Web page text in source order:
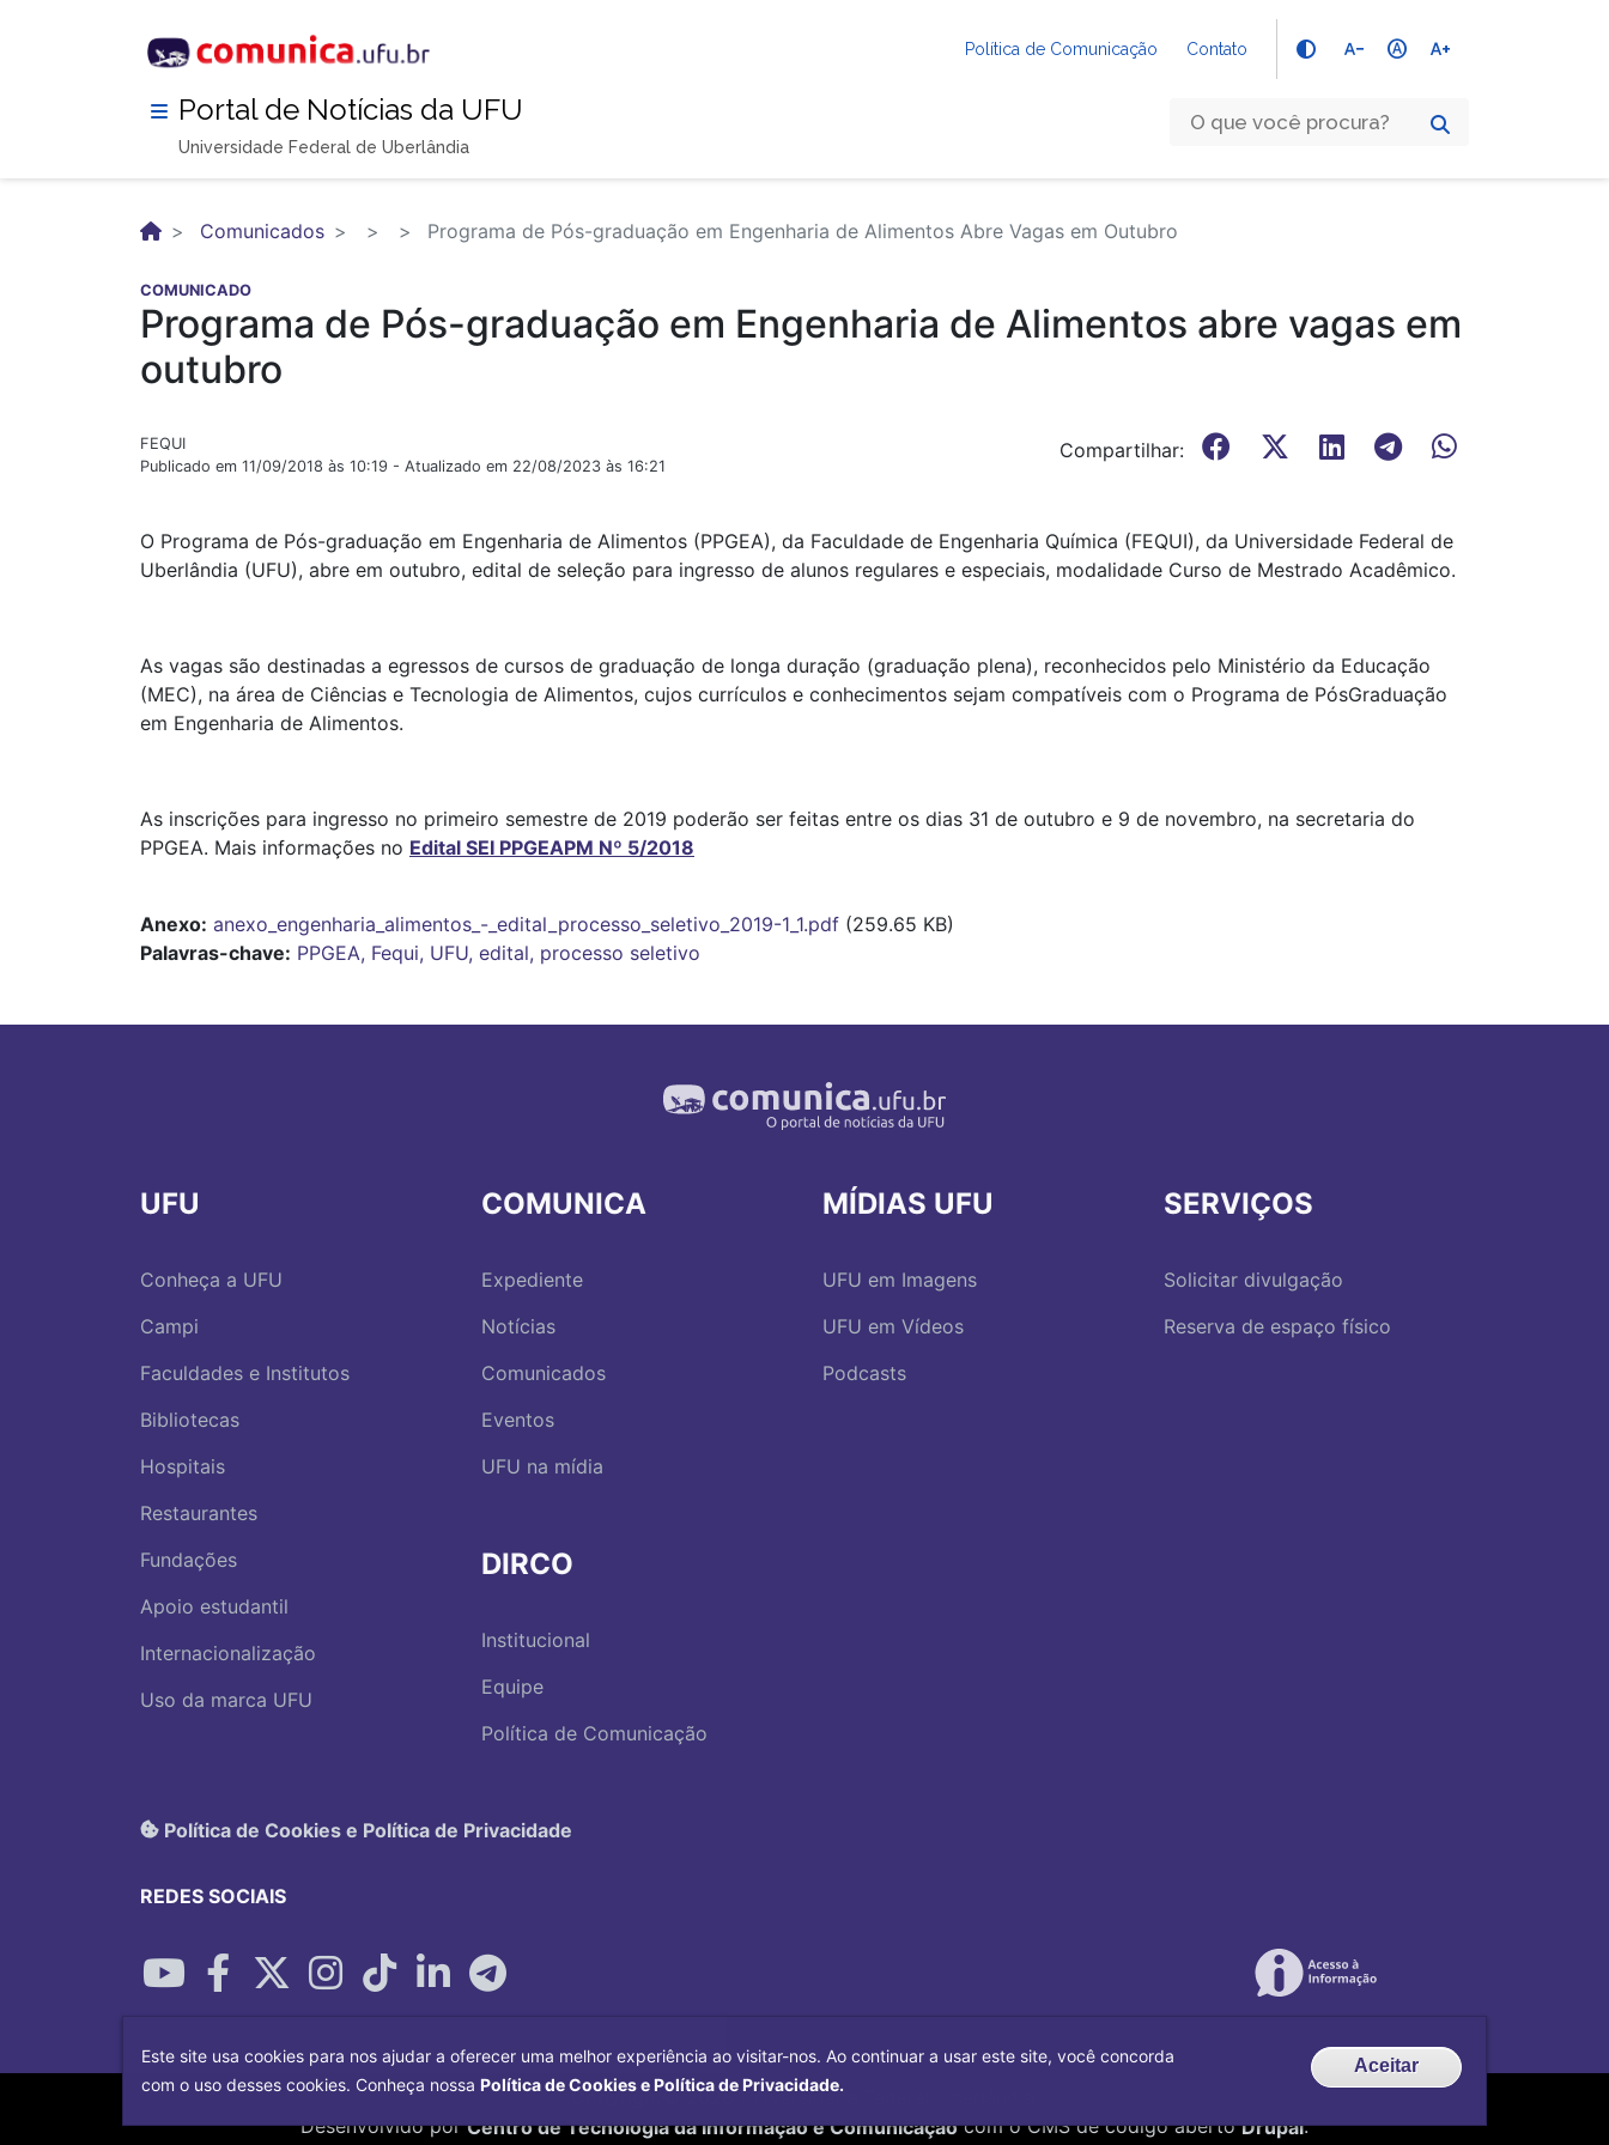
Política de Comunicação Contato text_decrease hdr_auto text_increase
Portal de Notícias da UFU
Universidade Federal de Uberlândia
Comunicados Programa de Pós-graduação em Engenharia de Alimentos Abre Vagas em Outubro
COMUNICADO
Programa de Pós-graduação em Engenharia de Alimentos abre vagas em
outubro
FEQUI
Publicado em 11/09/2018 às 10:19 - Atualizado em 22/08/2023 às 16:21
Compartilhar:
O Programa de Pós-graduação em Engenharia de Alimentos (PPGEA), da Faculdade de Engenharia Química (FEQUI), da Universidade Federal de
Uberlândia (UFU), abre em outubro, edital de seleção para ingresso de alunos regulares e especiais, modalidade Curso de Mestrado Acadêmico.
As vagas são destinadas a egressos de cursos de graduação de longa duração (graduação plena), reconhecidos pelo Ministério da Educação
(MEC), na área de Ciências e Tecnologia de Alimentos, cujos currículos e conhecimentos sejam compatíveis com o Programa de PósGraduação
em Engenharia de Alimentos.
As inscrições para ingresso no primeiro semestre de 2019 poderão ser feitas entre os dias 31 de outubro e 9 de novembro, na secretaria do
PPGEA. Mais informações no Edital SEI PPGEAPM Nº 5/2018
Anexo anexo_engenharia_alimentos_-_edital_processo_seletivo_2019-1_1.pdf (259.65 KB)
Palavras-chave: PPGEA, Fequi, UFU, edital, processo seletivo
UFU
Conheça a UFU
Campi
Faculdades e Institutos
Bibliotecas
Hospitais
Restaurantes
Fundações
Apoio estudantil
Internacionalização
Uso da marca UFU
COMUNICA
Expediente
Notícias
Comunicados
Eventos
UFU na mídia
DIRCO
Institucional
Equipe
Política de Comunicação
MÍDIAS UFU
UFU em Imagens
UFU em Vídeos
Podcasts
SERVIÇOS
Solicitar divulgação
Reserva de espaço físico
Política de Cookies e Política de Privacidade
REDES SOCIAIS
Copyright©2026Universidade Federal Uberlândia.
Desenvolvido porCentro de Tecnologia da Informação e Comunicaçãocom o CMS de código abertoDrupal.
Este site usa cookies para nos ajudar a oferecer uma melhor experiência ao visitar-nos. Ao continuar a usar este site, você concorda
com o uso desses cookies. Conheça nossa Política de Cookies e Política de Privacidade.
Aceitar